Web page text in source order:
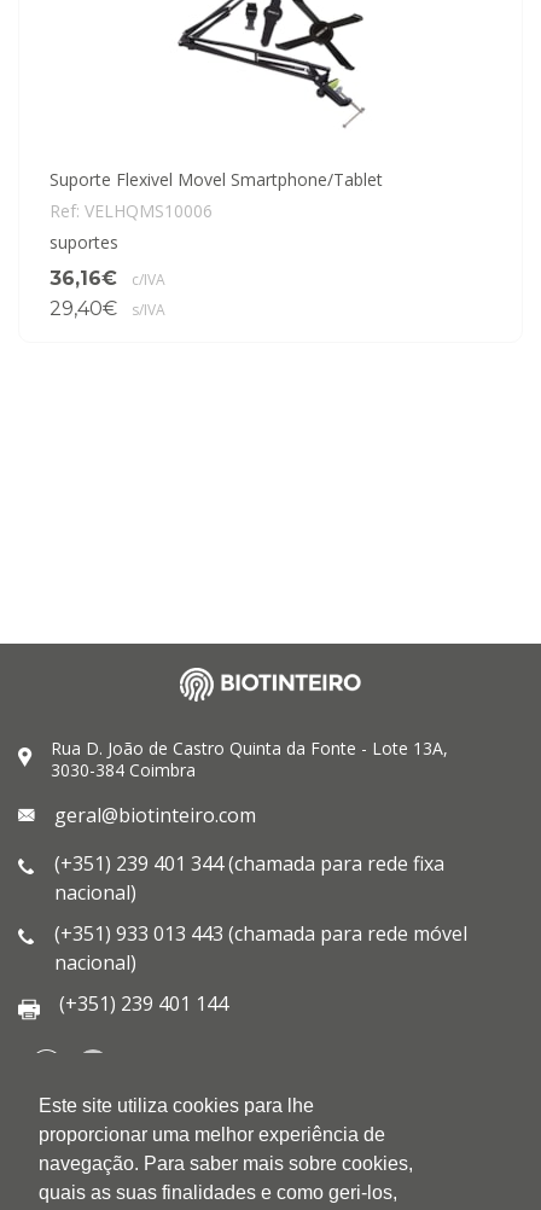
Este site utiliza cookies para lhe
proporcionar uma melhor experiência de
navegação. Para saber mais sobre cookies,
quais as suas finalidades e como geri-los,
Suporte Flexivel Movel Smartphone/Tablet
Ref: VELHQMS10006
suportes
36,16€
c/IVA
29,40€ s/IVA
Rua D. João de Castro Quinta da Fonte - Lote 13A,
3030-384 Coimbra
geral@biotinteiro.com
(+351) 239 401 344 (chamada para rede fixa
nacional)
(+351) 933 013 443 (chamada para rede móvel
nacional)
(+351) 239 401 144
QUEM SOMOS
QUALIDADE
AMBIENTE